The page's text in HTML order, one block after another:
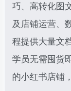
巧、高转化图
及店铺运营、
程提供大量文
学员无需囤货
的小红书店铺